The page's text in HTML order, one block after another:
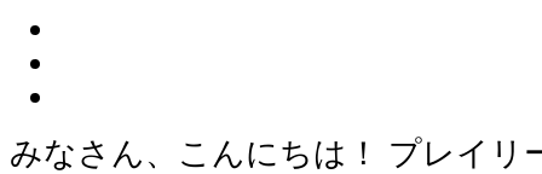
みなさん、こんにちは！ プレイリ